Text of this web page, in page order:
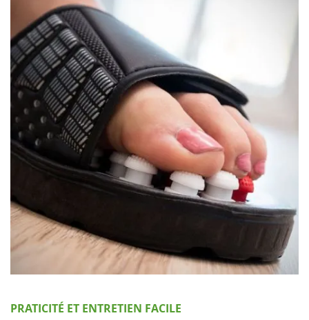
PRATICITÉ ET ENTRETIEN FACILE